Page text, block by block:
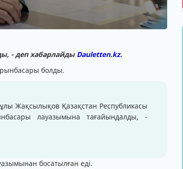
- деп хабарлайды Dauletten.kz.
болды.
Жақсылықов Қазақстан Республикасы
лауазымына тағайындалды, -
босатылған еді.